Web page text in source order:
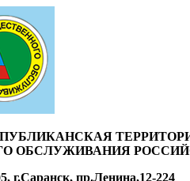
ОБСЛУЖИВАНИЯ
г.Саранск, пр.Ленина,12-224